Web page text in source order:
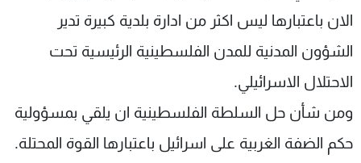
الان باعتبارها ليس اكثر من ادارة بلدية كبيرة تدير
الشؤون المدنية للمدن الفلسطينية الرئيسية تحت
الاحتلال الاسرائيلي.
ومن شأن حل السلطة الفلسطينية ان يلقي بمسؤولية
حكم الضفة الغربية على اسرائيل باعتبارها القوة المحتلة.